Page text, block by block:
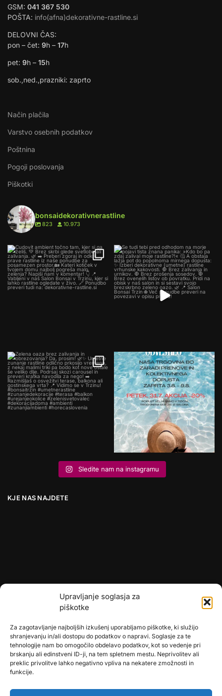
Upravljanje soglasja za
piškotke
Za zagotavljanje najboljših izkušenj uporabljamo piškotke, ki služijo
shranjevanju in/ali dostopu do podatkov o napravi. Soglasje za te
tehnologije nam bo omogočilo obdelavo podatkov, kot so vedenje pri
brskanju ali edinstveni ID-ji, na tem spletnem mestu. Neprivolitev ali
preklic privolitve lahko negativno vpliva na nekatere zmožnosti in
funkcije.
GSM: 041 367 530
POŠTA: info(afna)dekorativne-rastline.si
DELOVNI ČAS:
pon – čet: 9h – 17h
pet: 9h – 15h
sob.,ned.,prazniki: zaprto
Način plačila
Varstvo osebnih podatkov
Poštnina
Pogoji poslovanja
Piškotki
bonsaidekorativnerastline
823 10.973
Sledite nam na instagramu
KJE NAS NAJDETE
🎄umetne-jelke.si
🇩🇪bonsai-kunstblumen.de